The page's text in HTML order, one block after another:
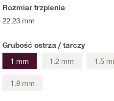
Rozmiar trzpienia
22.23 mm
Grubość ostrza / tarczy
1 mm
1.2 mm 1.5
1.8 mm